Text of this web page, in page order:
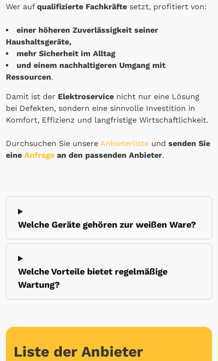
Wer auf qualifizierte Fachkräfte setzt, profitiert von:
einer höheren Zuverlässigkeit seiner
Haushaltsgeräte,
mehr Sicherheit im Alltag
und einem nachhaltigeren Umgang mit
Ressourcen.
Damit ist der Elektroservice nicht nur eine Lösung
bei Defekten, sondern eine sinnvolle Investition in
Komfort, Effizienz und langfristige Wirtschaftlichkeit.
Durchsuchen Sie unsere Anbieterliste und senden Sie
eine Anfrage an den passenden Anbieter.
Welche Geräte gehören zur weißen Ware?
Welche Vorteile bietet regelmäßige
Wartung?
Liste der Anbieter